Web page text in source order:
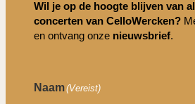
Wil je op de hoogte blijven van
concerten van CelloWercken?
en ontvang onze nieuwsbrief.
Naam(Vereist)